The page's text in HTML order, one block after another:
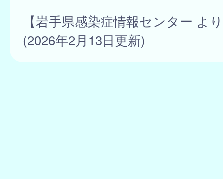
【岩手県感染症情報センター よ
(2026年2月13日更新)